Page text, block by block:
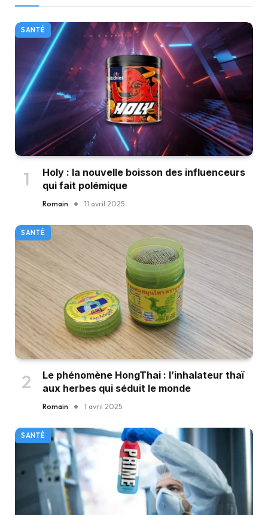
SANTÉ
Holy : la nouvelle boisson des influenceurs
qui fait polémique
Romain 11 avril 2025
SANTÉ
Le phénomène HongThai : l’inhalateur thaï
aux herbes qui séduit le monde
Romain 1 avril 2025
SANTÉ